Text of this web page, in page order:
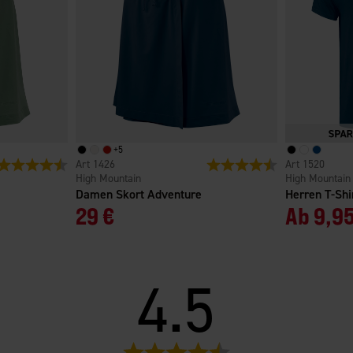
4.7 von 5 Sternen
+5
Damen Skort Adventure
High Mountain
1426
29 €
Bewertung: 4.7 von 5 Sternen
Herren T-
High Mountain
1520
Ab
4.5